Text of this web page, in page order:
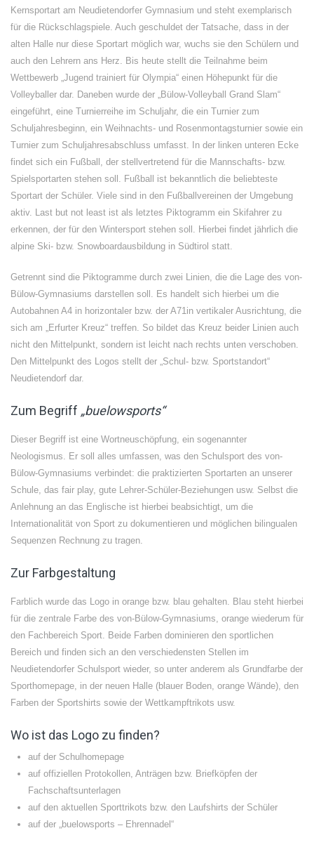
Kernsportart am Neudietendorfer Gymnasium und steht exemplarisch
für die Rückschlagspiele. Auch geschuldet der Tatsache, dass in der
alten Halle nur diese Sportart möglich war, wuchs sie den Schülern und
auch den Lehrern ans Herz. Bis heute stellt die Teilnahme beim
Wettbewerb „Jugend trainiert für Olympia“ einen Höhepunkt für die
Volleyballer dar. Daneben wurde der „Bülow-Volleyball Grand Slam“
eingeführt, eine Turnierreihe im Schuljahr, die ein Turnier zum
Schuljahresbeginn, ein Weihnachts- und Rosenmontagsturnier sowie ein
Turnier zum Schuljahresabschluss umfasst. In der linken unteren Ecke
findet sich ein Fußball, der stellvertretend für die Mannschafts- bzw.
Spielsportarten stehen soll. Fußball ist bekanntlich die beliebteste
Sportart der Schüler. Viele sind in den Fußballvereinen der Umgebung
aktiv. Last but not least ist als letztes Piktogramm ein Skifahrer zu
erkennen, der für den Wintersport stehen soll. Hierbei findet jährlich die
alpine Ski- bzw. Snowboardausbildung in Südtirol statt.
Getrennt sind die Piktogramme durch zwei Linien, die die Lage des von-
Bülow-Gymnasiums darstellen soll. Es handelt sich hierbei um die
Autobahnen A4 in horizontaler bzw. der A71in vertikaler Ausrichtung, die
sich am „Erfurter Kreuz“ treffen. So bildet das Kreuz beider Linien auch
nicht den Mittelpunkt, sondern ist leicht nach rechts unten verschoben.
Den Mittelpunkt des Logos stellt der „Schul- bzw. Sportstandort“
Neudietendorf dar.
Zum Begriff „buelowsports“
Dieser Begriff ist eine Wortneuschöpfung, ein sogenannter
Neologismus. Er soll alles umfassen, was den Schulsport des von-
Bülow-Gymnasiums verbindet: die praktizierten Sportarten an unserer
Schule, das fair play, gute Lehrer-Schüler-Beziehungen usw. Selbst die
Anlehnung an das Englische ist hierbei beabsichtigt, um die
Internationalität von Sport zu dokumentieren und möglichen bilingualen
Sequenzen Rechnung zu tragen.
Zur Farbgestaltung
Farblich wurde das Logo in orange bzw. blau gehalten. Blau steht hierbei
für die zentrale Farbe des von-Bülow-Gymnasiums, orange wiederum für
den Fachbereich Sport. Beide Farben dominieren den sportlichen
Bereich und finden sich an den verschiedensten Stellen im
Neudietendorfer Schulsport wieder, so unter anderem als Grundfarbe der
Sporthomepage, in der neuen Halle (blauer Boden, orange Wände), den
Farben der Sportshirts sowie der Wettkampftrikots usw.
Wo ist das Logo zu finden?
auf der Schulhomepage
auf offiziellen Protokollen, Anträgen bzw. Briefköpfen der
Fachschaftsunterlagen
auf den aktuellen Sporttrikots bzw. den Laufshirts der Schüler
auf der „buelowsports – Ehrennadel“